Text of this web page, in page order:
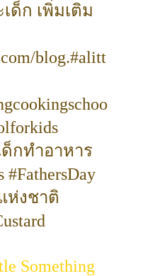
ด็ก เพิ่มเติม
blog.#alitt
ด็กทำอาหาร
#FathersDay
ห่งชาติ
Something